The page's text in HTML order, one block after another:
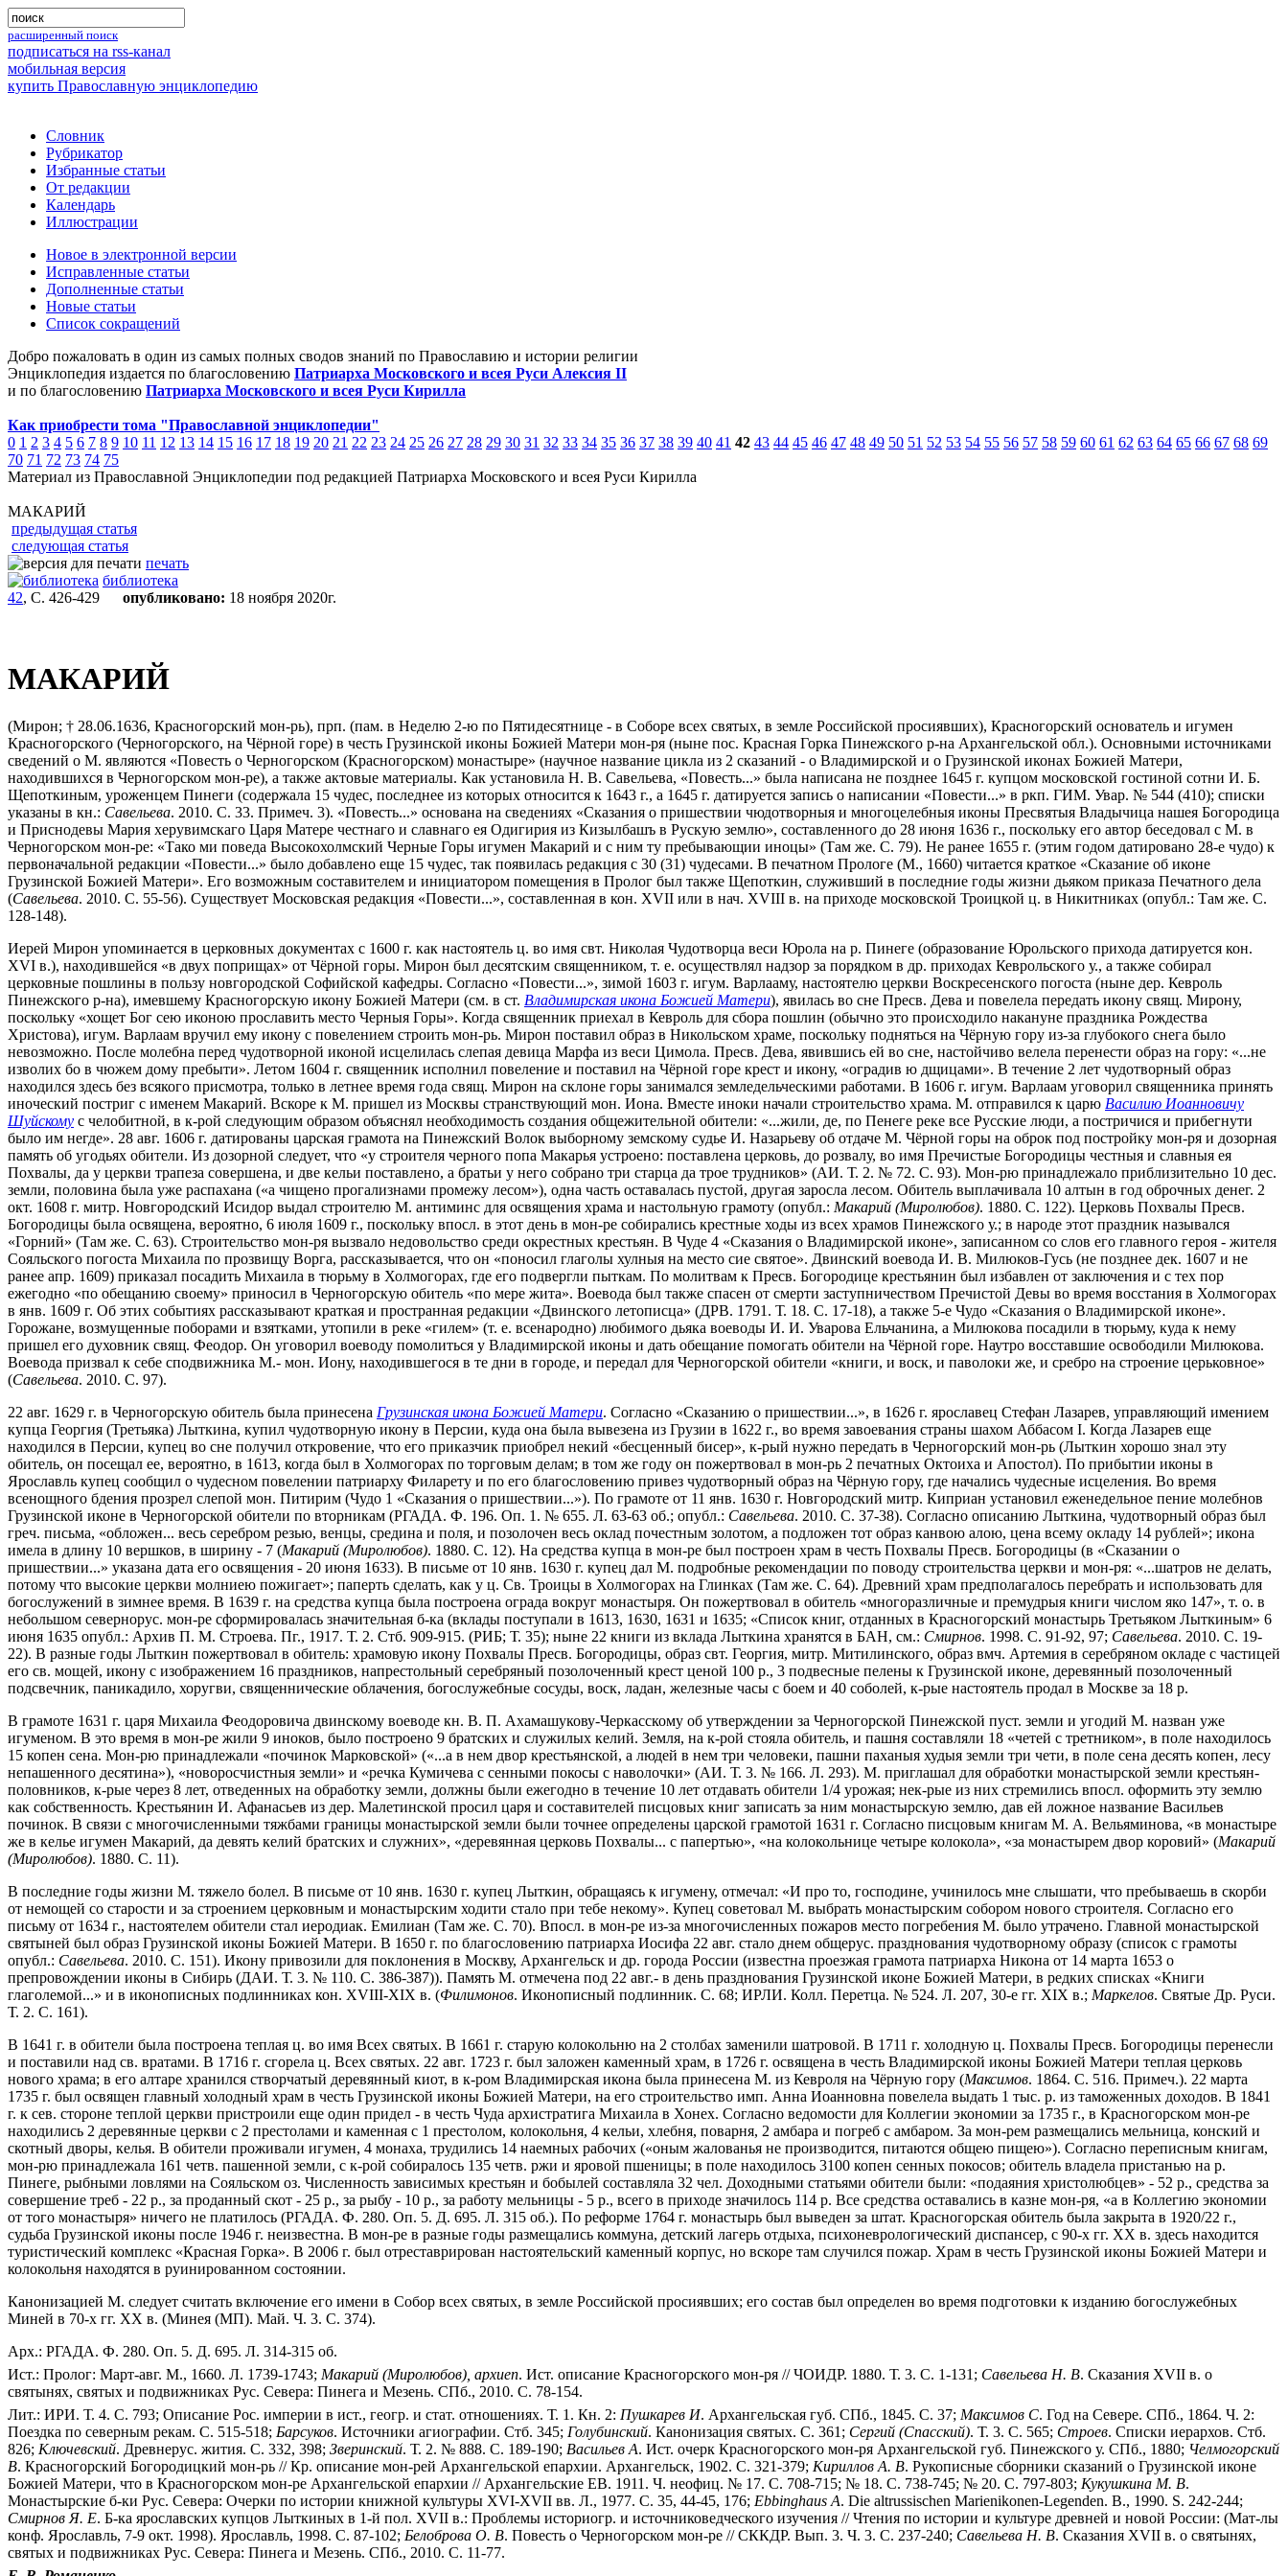
расширенный поиск
подписаться на rss-канал
мобильная версия
купить Православную энциклопедию
Словник
Рубрикатор
Избранные статьи
От редакции
Календарь
Иллюстрации
Новое в электронной версии
Исправленные статьи
Дополненные статьи
Новые статьи
Список сокращений
Добро пожаловать в один из самых полных сводов знаний по Православию и истории религии
Энциклопедия издается по благословению Патриарха Московского и всея Руси Алексия II
и по благословению Патриарха Московского и всея Руси Кирилла
Как приобрести тома "Православной энциклопедии"
0 1 2 3 4 5 6 7 8 9 10 11 12 13 14 15 16 17 18 19 20 21 22 23 24 25 26 27 28 29 30 31 32 33 34 35 36 37 38 39 40 41 42 43 44 45 46 47 48 49 50 51 52 53 54 55 56 57 58 59 60 61 62 63 64 65 66 67 68 69
70 71 72 73 74 75
Материал из Православной Энциклопедии под редакцией Патриарха Московского и всея Руси Кирилла
МАКАРИЙ
предыдущая статья
следующая статья
печать
библиотека
42, С. 426-429 опубликовано: 18 ноября 2020г.
МАКАРИЙ
(Мирон; † 28.06.1636, Красногорский мон-рь), прп. (пам. в Неделю 2-ю по Пятидесятнице - в Соборе всех святых, в земле Российской просиявших), Красногорский основатель и игумен
Красногорского (Черногорского, на Чёрной горе) в честь Грузинской иконы Божией Матери мон-ря (ныне пос. Красная Горка Пинежского р-на Архангельской обл.). Основными источниками
сведений о М. являются «Повесть о Черногорском (Красногорском) монастыре» (научное название цикла из 2 сказаний - о Владимирской и о Грузинской иконах Божией Матери,
находившихся в Черногорском мон-ре), а также актовые материалы. Как установила Н. В. Савельева, «Повесть...» была написана не позднее 1645 г. купцом московской гостиной сотни И. Б.
Щепоткиным, уроженцем Пинеги (содержала 15 чудес, последнее из которых относится к 1643 г., а 1645 г. датируется запись о написании «Повести...» в ркп. ГИМ. Увар. № 544 (410); списки
указаны в кн.: Савельева. 2010. С. 33. Примеч. 3). «Повесть...» основана на сведениях «Сказания о пришествии чюдотворныя и многоцелебныя иконы Пресвятыя Владычица нашея Богородица
и Приснодевы Мария херувимскаго Царя Матере честнаго и славнаго ея Одигирия из Кизылбашъ в Рускую землю», составленного до 28 июня 1636 г., поскольку его автор беседовал с М. в
Черногорском мон-ре: «Тако ми поведа Высокохолмский Черные Горы игумен Макарий и с ним ту пребывающии иноцы» (Там же. С. 79). Не ранее 1655 г. (этим годом датировано 28-е чудо) к
первоначальной редакции «Повести...» было добавлено еще 15 чудес, так появилась редакция с 30 (31) чудесами. В печатном Прологе (М., 1660) читается краткое «Сказание об иконе
Грузинской Божией Матери». Его возможным составителем и инициатором помещения в Пролог был также Щепоткин, служивший в последние годы жизни дьяком приказа Печатного дела
(Савельева. 2010. С. 55-56). Существует Московская редакция «Повести...», составленная в кон. XVII или в нач. XVIII в. на приходе московской Троицкой ц. в Никитниках (опубл.: Там же. С.
128-148).
Иерей Мирон упоминается в церковных документах с 1600 г. как настоятель ц. во имя свт. Николая Чудотворца веси Юрола на р. Пинеге (образование Юрольского прихода датируется кон.
XVI в.), находившейся «в двух поприщах» от Чёрной горы. Мирон был десятским священником, т. е. осуществлял надзор за порядком в др. приходах Кеврольского у., а также собирал
церковные пошлины в пользу новгородской Софийской кафедры. Согласно «Повести...», зимой 1603 г. игум. Варлааму, настоятелю церкви Воскресенского погоста (ныне дер. Кевроль
Пинежского р-на), имевшему Красногорскую икону Божией Матери (см. в ст. Владимирская икона Божией Матери), явилась во сне Пресв. Дева и повелела передать икону свящ. Мирону,
поскольку «хощет Бог сею иконою прославить место Черныя Горы». Когда священник приехал в Кевроль для сбора пошлин (обычно это происходило накануне праздника Рождества
Христова), игум. Варлаам вручил ему икону с повелением строить мон-рь. Мирон поставил образ в Никольском храме, поскольку подняться на Чёрную гору из-за глубокого снега было
невозможно. После молебна перед чудотворной иконой исцелилась слепая девица Марфа из веси Цимола. Пресв. Дева, явившись ей во сне, настойчиво велела перенести образ на гору: «...не
изволих бо в чюжем дому пребыти». Летом 1604 г. священник исполнил повеление и поставил на Чёрной горе крест и икону, «оградив ю дщицами». В течение 2 лет чудотворный образ
находился здесь без всякого присмотра, только в летнее время года свящ. Мирон на склоне горы занимался земледельческими работами. В 1606 г. игум. Варлаам уговорил священника принять
иноческий постриг с именем Макарий. Вскоре к М. пришел из Москвы странствующий мон. Иона. Вместе иноки начали строительство храма. М. отправился к царю Василию Иоанновичу
Шуйскому с челобитной, в к-рой следующим образом объяснял необходимость создания общежительной обители: «...жили, де, по Пенеге реке все Русские люди, а постричися и прибегнути
было им негде». 28 авг. 1606 г. датированы царская грамота на Пинежский Волок выборному земскому судье И. Назарьеву об отдаче М. Чёрной горы на оброк под постройку мон-ря и дозорная
память об угодьях обители. Из дозорной следует, что «у строителя черного попа Макарья устроено: поставлена церковь, до розвалу, во имя Пречистые Богородицы честныя и славныя ея
Похвалы, да у церкви трапеза совершена, и две кельи поставлено, а братьи у него собрано три старца да трое трудников» (АИ. Т. 2. № 72. С. 93). Мон-рю принадлежало приблизительно 10 дес.
земли, половина была уже распахана («а чищено прогализнами промежу лесом»), одна часть оставалась пустой, другая заросла лесом. Обитель выплачивала 10 алтын в год оброчных денег. 2
окт. 1608 г. митр. Новгородский Исидор выдал строителю М. антиминс для освящения храма и настольную грамоту (опубл.: Макарий (Миролюбов). 1880. С. 122). Церковь Похвалы Пресв.
Богородицы была освящена, вероятно, 6 июля 1609 г., поскольку впосл. в этот день в мон-ре собирались крестные ходы из всех храмов Пинежского у.; в народе этот праздник назывался
«Горний» (Там же. С. 63). Строительство мон-ря вызвало недовольство среди окрестных крестьян. В Чуде 4 «Сказания о Владимирской иконе», записанном со слов его главного героя - жителя
Сояльского погоста Михаила по прозвищу Ворга, рассказывается, что он «поносил глаголы хулныя на место сие святое». Двинский воевода И. В. Милюков-Гусь (не позднее дек. 1607 и не
ранее апр. 1609) приказал посадить Михаила в тюрьму в Холмогорах, где его подвергли пыткам. По молитвам к Пресв. Богородице крестьянин был избавлен от заключения и с тех пор
ежегодно «по обещанию своему» приносил в Черногорскую обитель «по мере жита». Воевода был также спасен от смерти заступничеством Пречистой Девы во время восстания в Холмогорах
в янв. 1609 г. Об этих событиях рассказывают краткая и пространная редакции «Двинского летописца» (ДРВ. 1791. Т. 18. С. 17-18), а также 5-е Чудо «Сказания о Владимирской иконе».
Горожане, возмущенные поборами и взятками, утопили в реке «гилем» (т. е. всенародно) любимого дьяка воеводы И. И. Уварова Ельчанина, а Милюкова посадили в тюрьму, куда к нему
пришел его духовник свящ. Феодор. Он уговорил воеводу помолиться у Владимирской иконы и дать обещание помогать обители на Чёрной горе. Наутро восставшие освободили Милюкова.
Воевода призвал к себе сподвижника М.- мон. Иону, находившегося в те дни в городе, и передал для Черногорской обители «книги, и воск, и паволоки же, и сребро на строение церьковное»
(Савельева. 2010. С. 97).
22 авг. 1629 г. в Черногорскую обитель была принесена Грузинская икона Божией Матери. Согласно «Сказанию о пришествии...», в 1626 г. ярославец Стефан Лазарев, управляющий имением
купца Георгия (Третьяка) Лыткина, купил чудотворную икону в Персии, куда она была вывезена из Грузии в 1622 г., во время завоевания страны шахом Аббасом I. Когда Лазарев еще
находился в Персии, купец во сне получил откровение, что его приказчик приобрел некий «бесценный бисер», к-рый нужно передать в Черногорский мон-рь (Лыткин хорошо знал эту
обитель, он посещал ее, вероятно, в 1613, когда был в Холмогорах по торговым делам; в том же году он пожертвовал в мон-рь 2 печатных Октоиха и Апостол). По прибытии иконы в
Ярославль купец сообщил о чудесном повелении патриарху Филарету и по его благословению привез чудотворный образ на Чёрную гору, где начались чудесные исцеления. Во время
всенощного бдения прозрел слепой мон. Питирим (Чудо 1 «Сказания о пришествии...»). По грамоте от 11 янв. 1630 г. Новгородский митр. Киприан установил еженедельное пение молебнов
Грузинской иконе в Черногорской обители по вторникам (РГАДА. Ф. 196. Оп. 1. № 655. Л. 63-63 об.; опубл.: Савельева. 2010. С. 37-38). Согласно описанию Лыткина, чудотворный образ был
греч. письма, «обложен... весь серебром резью, венцы, средина и поля, и позолочен весь оклад почестным золотом, а подложен тот образ канвою алою, цена всему окладу 14 рублей»; икона
имела в длину 10 вершков, в ширину - 7 (Макарий (Миролюбов). 1880. С. 12). На средства купца в мон-ре был построен храм в честь Похвалы Пресв. Богородицы (в «Сказании о
пришествии...» указана дата его освящения - 20 июня 1633). В письме от 10 янв. 1630 г. купец дал М. подробные рекомендации по поводу строительства церкви и мон-ря: «...шатров не делать,
потому что высокие церкви молниею пожигает»; паперть сделать, как у ц. Св. Троицы в Холмогорах на Глинках (Там же. С. 64). Древний храм предполагалось перебрать и использовать для
богослужений в зимнее время. В 1639 г. на средства купца была построена ограда вокруг монастыря. Он пожертвовал в обитель «многоразличные и премудрыя книги числом яко 147», т. о. в
небольшом севернорус. мон-ре сформировалась значительная б-ка (вклады поступали в 1613, 1630, 1631 и 1635; «Список книг, отданных в Красногорский монастырь Третьяком Лыткиным» 6
июня 1635 опубл.: Архив П. М. Строева. Пг., 1917. Т. 2. Стб. 909-915. (РИБ; Т. 35); ныне 22 книги из вклада Лыткина хранятся в БАН, см.: Смирнов. 1998. С. 91-92, 97; Савельева. 2010. С. 19-
22). В разные годы Лыткин пожертвовал в обитель: храмовую икону Похвалы Пресв. Богородицы, образ свт. Георгия, митр. Митилинского, образ вмч. Артемия в серебряном окладе с частицей
его св. мощей, икону с изображением 16 праздников, напрестольный серебряный позолоченный крест ценой 100 р., 3 подвесные пелены к Грузинской иконе, деревянный позолоченный
подсвечник, паникадило, хоругви, священнические облачения, богослужебные сосуды, воск, ладан, железные часы с боем и 40 соболей, к-рые настоятель продал в Москве за 18 р.
В грамоте 1631 г. царя Михаила Феодоровича двинскому воеводе кн. В. П. Ахамашукову-Черкасскому об утверждении за Черногорской Пинежской пуст. земли и угодий М. назван уже
игуменом. В это время в мон-ре жили 9 иноков, было построено 9 братских и служилых келий. Земля, на к-рой стояла обитель, и пашня составляли 18 «четей с третником», в поле находилось
15 копен сена. Мон-рю принадлежали «починок Марковской» («...а в нем двор крестьянской, а людей в нем три человеки, пашни паханыя худыя земли три чети, в поле сена десять копен, лесу
непашенного десятина»), «новоросчистныя земли» и «речка Кумичева с сенными покосы с наволочки» (АИ. Т. 3. № 166. Л. 293). М. приглашал для обработки монастырской земли крестьян-
половников, к-рые через 8 лет, отведенных на обработку земли, должны были ежегодно в течение 10 лет отдавать обители 1/4 урожая; нек-рые из них стремились впосл. оформить эту землю
как собственность. Крестьянин И. Афанасьев из дер. Малетинской просил царя и составителей писцовых книг записать за ним монастырскую землю, дав ей ложное название Васильев
починок. В связи с многочисленными тяжбами границы монастырской земли были точнее определены царской грамотой 1631 г. Согласно писцовым книгам М. А. Вельяминова, «в монастыре
же в келье игумен Макарий, да девять келий братских и служних», «деревянная церковь Похвалы... с папертью», «на колокольнице четыре колокола», «за монастырем двор коровий» (Макарий
(Миролюбов). 1880. С. 11).
В последние годы жизни М. тяжело болел. В письме от 10 янв. 1630 г. купец Лыткин, обращаясь к игумену, отмечал: «И про то, господине, учинилось мне слышати, что пребываешь в скорби
от немощей со старости и за строением церковным и монастырским ходити стало при тебе некому». Купец советовал М. выбрать монастырским собором нового строителя. Согласно его
письму от 1634 г., настоятелем обители стал иеродиак. Емилиан (Там же. С. 70). Впосл. в мон-ре из-за многочисленных пожаров место погребения М. было утрачено. Главной монастырской
святыней был образ Грузинской иконы Божией Матери. В 1650 г. по благословению патриарха Иосифа 22 авг. стало днем общерус. празднования чудотворному образу (список с грамоты
опубл.: Савельева. 2010. С. 151). Икону привозили для поклонения в Москву, Архангельск и др. города России (известна проезжая грамота патриарха Никона от 14 марта 1653 о
препровождении иконы в Сибирь (ДАИ. Т. 3. № 110. С. 386-387)). Память М. отмечена под 22 авг.- в день празднования Грузинской иконе Божией Матери, в редких списках «Книги
глаголемой...» и в иконописных подлинниках кон. XVIII-XIX в. (Филимонов. Иконописный подлинник. С. 68; ИРЛИ. Колл. Перетца. № 524. Л. 207, 30-е гг. XIX в.; Маркелов. Святые Др. Руси.
Т. 2. С. 161).
В 1641 г. в обители была построена теплая ц. во имя Всех святых. В 1661 г. старую колокольню на 2 столбах заменили шатровой. В 1711 г. холодную ц. Похвалы Пресв. Богородицы перенесли
и поставили над св. вратами. В 1716 г. сгорела ц. Всех святых. 22 авг. 1723 г. был заложен каменный храм, в 1726 г. освящена в честь Владимирской иконы Божией Матери теплая церковь
нового храма; в его алтаре хранился створчатый деревянный киот, в к-ром Владимирская икона была принесена М. из Кевроля на Чёрную гору (Максимов. 1864. С. 516. Примеч.). 22 марта
1735 г. был освящен главный холодный храм в честь Грузинской иконы Божией Матери, на его строительство имп. Анна Иоанновна повелела выдать 1 тыс. р. из таможенных доходов. В 1841
г. к сев. стороне теплой церкви пристроили еще один придел - в честь Чуда архистратига Михаила в Хонех. Согласно ведомости для Коллегии экономии за 1735 г., в Красногорском мон-ре
находились 2 деревянные церкви с 2 престолами и каменная с 1 престолом, колокольня, 4 кельи, хлебня, поварня, 2 амбара и погреб с амбаром. За мон-рем размещались мельница, конский и
скотный дворы, келья. В обители проживали игумен, 4 монаха, трудились 14 наемных рабочих («оным жалованья не производится, питаются общею пищею»). Согласно переписным книгам,
мон-рю принадлежала 161 четв. пашенной земли, с к-рой собиралось 135 четв. ржи и яровой пшеницы; в поле находилось 3100 копен сенных покосов; обитель владела пристанью на р.
Пинеге, рыбными ловлями на Сояльском оз. Численность зависимых крестьян и бобылей составляла 32 чел. Доходными статьями обители были: «подаяния христолюбцев» - 52 р., средства за
совершение треб - 22 р., за проданный скот - 25 р., за рыбу - 10 р., за работу мельницы - 5 р., всего в приходе значилось 114 р. Все средства оставались в казне мон-ря, «а в Коллегию экономии
от того монастыря» ничего не платилось (РГАДА. Ф. 280. Оп. 5. Д. 695. Л. 315 об.). По реформе 1764 г. монастырь был выведен за штат. Красногорская обитель была закрыта в 1920/22 г.,
судьба Грузинской иконы после 1946 г. неизвестна. В мон-ре в разные годы размещались коммуна, детский лагерь отдыха, психоневрологический диспансер, с 90-х гг. XX в. здесь находится
туристический комплекс «Красная Горка». В 2006 г. был отреставрирован настоятельский каменный корпус, но вскоре там случился пожар. Храм в честь Грузинской иконы Божией Матери и
колокольня находятся в руинированном состоянии.
Канонизацией М. следует считать включение его имени в Собор всех святых, в земле Российской просиявших; его состав был определен во время подготовки к изданию богослужебных
Миней в 70-х гг. XX в. (Минея (МП). Май. Ч. 3. С. 374).
Арх.: РГАДА. Ф. 280. Оп. 5. Д. 695. Л. 314-315 об.
Ист.: Пролог: Март-авг. М., 1660. Л. 1739-1743; Макарий (Миролюбов), архиеп. Ист. описание Красногорского мон-ря // ЧОИДР. 1880. Т. 3. С. 1-131; Савельева Н. В. Сказания XVII в. о
святынях, святых и подвижниках Рус. Севера: Пинега и Мезень. СПб., 2010. С. 78-154.
Лит.: ИРИ. Т. 4. С. 793; Описание Рос. империи в ист., геогр. и стат. отношениях. Т. 1. Кн. 2: Пушкарев И. Архангельская губ. СПб., 1845. С. 37; Максимов С. Год на Севере. СПб., 1864. Ч. 2:
Поездка по северным рекам. С. 515-518; Барсуков. Источники агиографии. Стб. 345; Голубинский. Канонизация святых. С. 361; Сергий (Спасский). Т. 3. С. 565; Строев. Списки иерархов. Стб.
826; Ключевский. Древнерус. жития. С. 332, 398; Зверинский. Т. 2. № 888. С. 189-190; Васильев А. Ист. очерк Красногорского мон-ря Архангельской губ. Пинежского у. СПб., 1880; Челмогорский
В. Красногорский Богородицкий мон-рь // Кр. описание мон-рей Архангельской епархии. Архангельск, 1902. С. 321-379; Кириллов А. В. Рукописные сборники сказаний о Грузинской иконе
Божией Матери, что в Красногорском мон-ре Архангельской епархии // Архангельские ЕВ. 1911. Ч. неофиц. № 17. С. 708-715; № 18. С. 738-745; № 20. С. 797-803; Кукушкина М. В.
Монастырские б-ки Рус. Севера: Очерки по истории книжной культуры XVI-XVII вв. Л., 1977. С. 35, 44-45, 176; Ebbinghaus A. Die altrussischen Marienikonen-Legenden. B., 1990. S. 242-244;
Смирнов Я. Е. Б-ка ярославских купцов Лыткиных в 1-й пол. XVII в.: Проблемы историогр. и источниковедческого изучения // Чтения по истории и культуре древней и новой России: (Мат-лы
конф. Ярославль, 7-9 окт. 1998). Ярославль, 1998. С. 87-102; Белоброва О. В. Повесть о Черногорском мон-ре // СККДР. Вып. 3. Ч. 3. С. 237-240; Савельева Н. В. Сказания XVII в. о святынях,
святых и подвижниках Рус. Севера: Пинега и Мезень. СПб., 2010. С. 11-77.